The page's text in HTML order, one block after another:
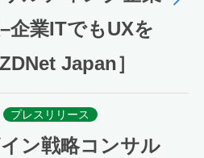
企業ITでもUXを
Japan］
プレスリリース
ン戦略コンサル